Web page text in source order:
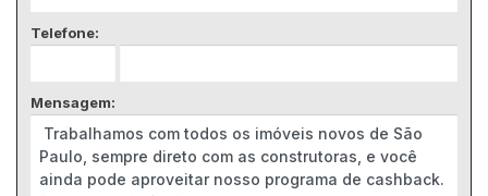
Telefone:
Mensagem: